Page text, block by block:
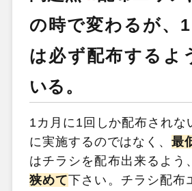
の時で変わるが、
は必ず配布するよ
いる。
1カ月に1回しか配布されな
に実施するのではなく、最
はチラシを配布出来るよう
狭めて下さい。チラシ配布